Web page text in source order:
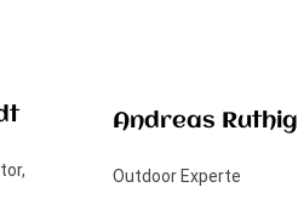
Andreas Ruthig
Outdoor Experte